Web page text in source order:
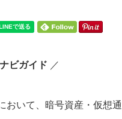
ビガイド ／
おいて、暗号資産・仮想